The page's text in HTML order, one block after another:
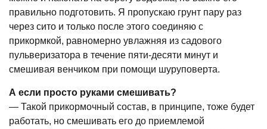
правильно подготовить. Я пропускаю грунт пару раз
через сито и только после этого соединяю с
прикормкой, равномерно увлажняя из садового
пульверизатора в течение пяти-десяти минут и
смешивая венчиком при помощи шуруповерта.
А если просто руками смешивать?
— Такой прикормочный состав, в принципе, тоже будет
работать, но смешивать его до приемлемой